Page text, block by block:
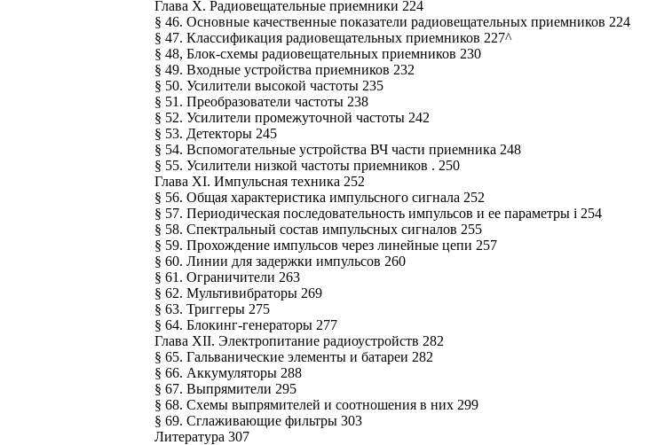
Глава X. Радиовещательные приемники 224
§ 46. Основные качественные показатели радиовещательных приемников 224
§ 47. Классификация радиовещательных приемников 227^
§ 48, Блок-схемы радиовещательных приемников 230
§ 49. Входные устройства приемников 232
§ 50. Усилители высокой частоты 235
§ 51. Преобразователи частоты 238
§ 52. Усилители промежуточной частоты 242
§ 53. Детекторы 245
§ 54. Вспомогательные устройства ВЧ части приемника 248
§ 55. Усилители низкой частоты приемников . 250
Глава XI. Импульсная техника 252
§ 56. Общая характеристика импульсного сигнала 252
§ 57. Периодическая последовательность импульсов и ее параметры i 254
§ 58. Спектральный состав импульсных сигналов 255
§ 59. Прохождение импульсов через линейные цепи 257
§ 60. Линии для задержки импульсов 260
§ 61. Ограничители 263
§ 62. Мультивибраторы 269
§ 63. Триггеры 275
§ 64. Блокинг-генераторы 277
Глава XII. Электропитание радиоустройств 282
§ 65. Гальванические элементы и батареи 282
§ 66. Аккумуляторы 288
§ 67. Выпрямители 295
§ 68. Схемы выпрямителей и соотношения в них 299
§ 69. Сглаживающие фильтры 303
Литература 307